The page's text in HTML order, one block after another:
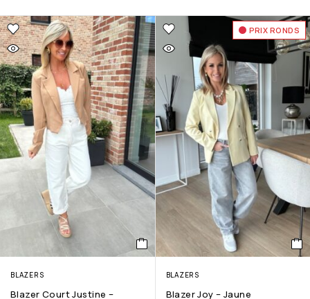
BLAZERS
Blazer Court Justine –
PRIX RONDS
BLAZERS
Blazer Joy – Jaune